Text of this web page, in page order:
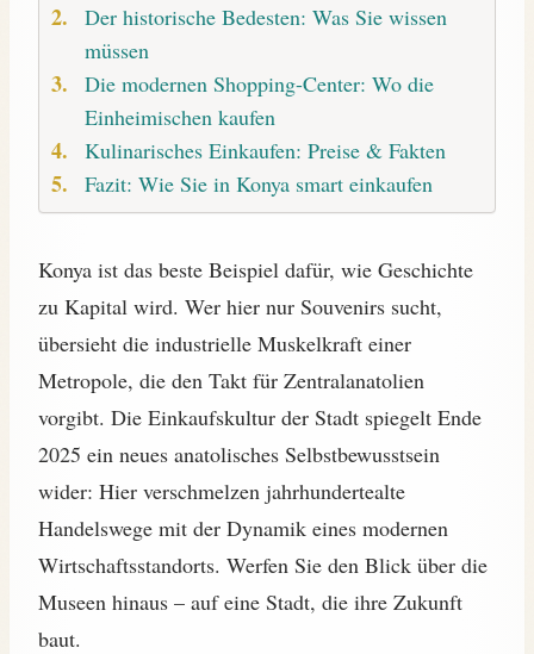
Der historische Bedesten: Was Sie wissen
müssen
Die modernen Shopping-Center: Wo die
Einheimischen kaufen
Kulinarisches Einkaufen: Preise & Fakten
Fazit: Wie Sie in Konya smart einkaufen
Konya ist das beste Beispiel dafür, wie Geschichte
zu Kapital wird. Wer hier nur Souvenirs sucht,
übersieht die industrielle Muskelkraft einer
Metropole, die den Takt für Zentralanatolien
vorgibt. Die Einkaufskultur der Stadt spiegelt Ende
2025 ein neues anatolisches Selbstbewusstsein
wider: Hier verschmelzen jahrhundertealte
Handelswege mit der Dynamik eines modernen
Wirtschaftsstandorts. Werfen Sie den Blick über die
Museen hinaus – auf eine Stadt, die ihre Zukunft
baut.